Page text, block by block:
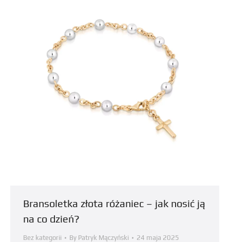
Bransoletka złota różaniec – jak nosić ją
na co dzień?
Bez kategorii By Patryk Mączyński 24 maja 2025